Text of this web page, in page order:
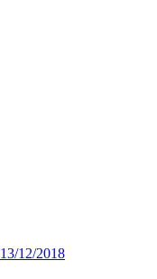
13/12/2018